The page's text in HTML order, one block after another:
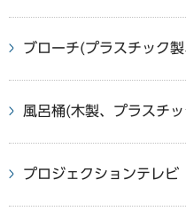
ブローチ(プラスチック
風呂桶(木製、プラスチ
プロジェクションテレビ